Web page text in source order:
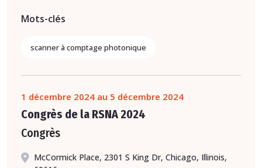
Mots-clés
scanner à comptage photonique
1 décembre 2024 au 5 décembre 2024
Congrès de la RSNA 2024
Congrès
McCormick Place, 2301 S King Dr, Chicago, Illinois,